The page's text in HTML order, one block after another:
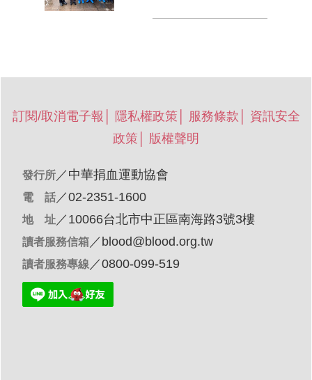
訂閱/取消電子報 隱私權政策 服務條款
資訊安全
政策
版權聲明
發行所／ 中華捐血運動協會
電 話／02-2351-1600
地 址／10066台北市中正區南海路3號3樓
讀者服務信箱／ blood@blood.org.tw
讀者服務專線 ／0800-099-519